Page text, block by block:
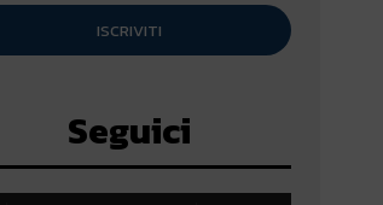
ISCRIVITI
Seguici